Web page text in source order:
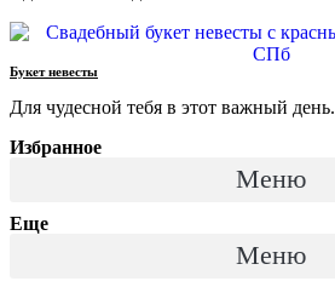
Букет невесты
Для чудесной тебя в этот важный день.
Избранное
Меню
Еще
Меню